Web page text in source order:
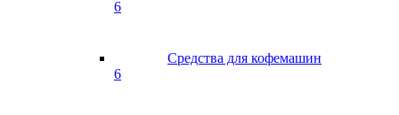
6
Средства для кофемашин
6